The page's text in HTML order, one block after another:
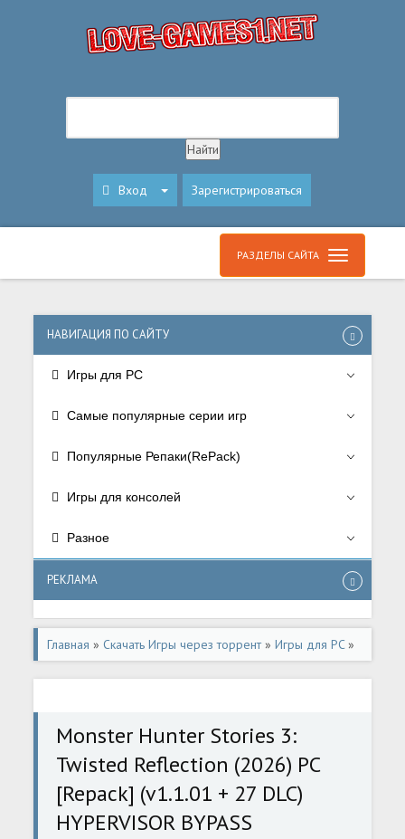
Вход Зарегистрироваться
РАЗДЕЛЫ САЙТА
НАВИГАЦИЯ ПО САЙТУ
Игры для PC
Самые популярные серии игр
Популярные Репаки(RePack)
Игры для консолей
Разное
РЕКЛАМА
Главная » Скачать Игры через торрент»Игры для PC»
РПГ/RPG
Monster Hunter Stories 3:
Twisted Reflection (2026) PC
[Repack] (v1.1.01 + 27 DLC)
HYPERVISOR BYPASS